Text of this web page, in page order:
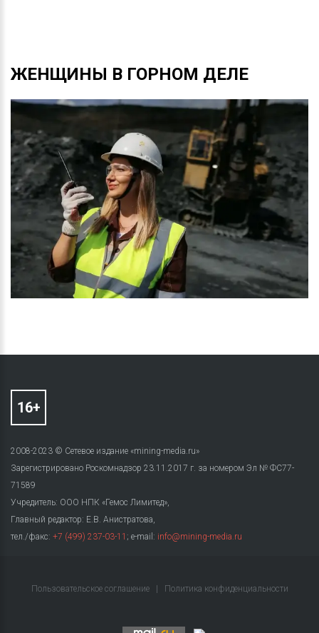
ЖЕНЩИНЫ В ГОРНОМ ДЕЛЕ
2008-2023 © Сетевое издание «mining-media.ru»
Зарегистрировано Роскомнадзор 23.11.2017 г. за номером Эл № ФС77-
71589
Учредитель: ООО НПК «Гемос Лимитед»,
Главный редактор: Е.В. Анистратова,
тел./факс: +7 (499) 237-03-11 ; e-mail: info@mining-media.ru
Пользовательское соглашение Политика конфиденциальности